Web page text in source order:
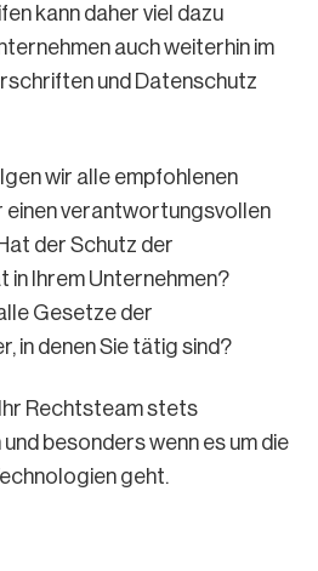
kann daher viel dazu
auch weiterhin im
und Datenschutz
wir alle empfohlenen
einen verantwortungsvollen
der Schutz der
Ihrem Unternehmen?
Gesetze der
in denen Sie tätig sind?
Rechtsteam stets
besonders wenn es um die
geht.